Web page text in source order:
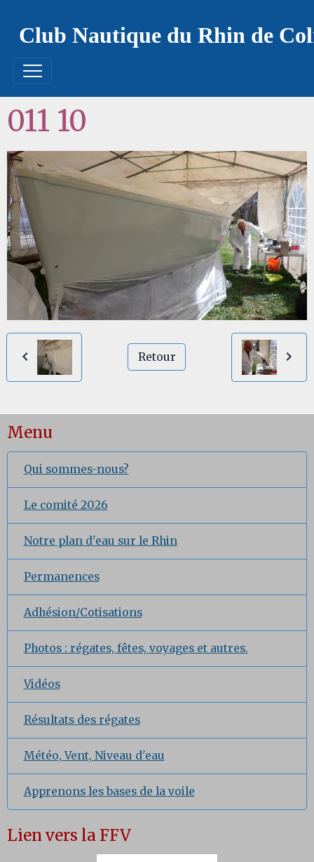
Club Nautique du Rhin de
011 10
Retour
Menu
Qui sommes-nous?
Le comité 2026
Notre plan d'eau sur le Rhin
Permanences
Adhésion/Cotisations
Photos : régates, fêtes, voyages et autres.
Vidéos
Résultats des régates
Météo, Vent, Niveau d'eau
Apprenons les bases de la voile
Lien vers la FFV